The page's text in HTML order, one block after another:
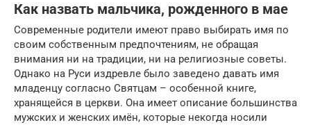
Как назвать мальчика, рожденного в мае
Современные родители имеют право выбирать имя по
своим собственным предпочтениям, не обращая
внимания ни на традиции, ни на религиозные советы.
Однако на Руси издревле было заведено давать имя
младенцу согласно Святцам – особенной книге,
хранящейся в церкви. Она имеет описание большинства
мужских и женских имён, которые некогда носили